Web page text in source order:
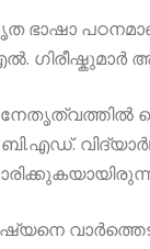
ഭാഷാ